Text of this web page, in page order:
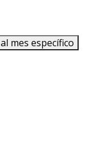
mes específico